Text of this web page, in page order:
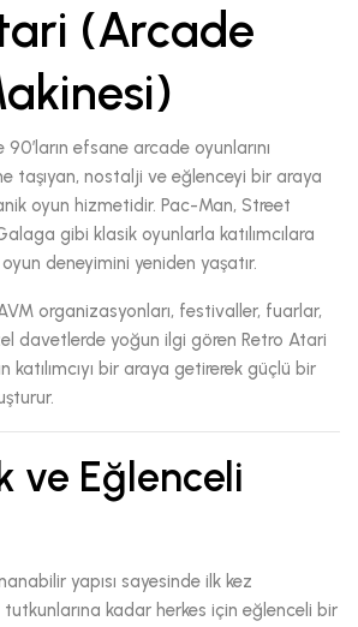
(Arcade
90’ların efsane arcade oyunlarını
taşıyan, nostalji ve eğlenceyi bir araya
oyun hizmetidir. Pac-Man, Street
gibi klasik oyunlarla katılımcılara
deneyimini yeniden yaşatır.
organizasyonları, festivaller, fuarlar,
davetlerde yoğun ilgi gören Retro Atari
katılımcıyı bir araya getirerek güçlü bir
ve Eğlenceli
yapısı sayesinde ilk kez
kadar herkes için eğlenceli bir